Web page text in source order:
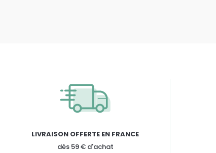
LIVRAISON OFFERTE EN FRANCE
dès 59 € d'achat